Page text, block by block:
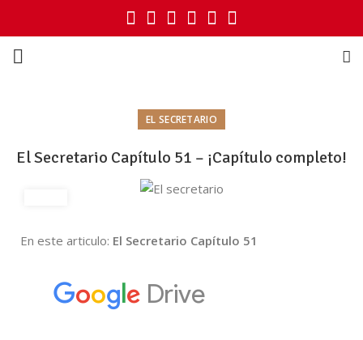
EL SECRETARIO
El Secretario Capítulo 51 – ¡Capítulo completo!
En este articulo: El Secretario Capítulo 51